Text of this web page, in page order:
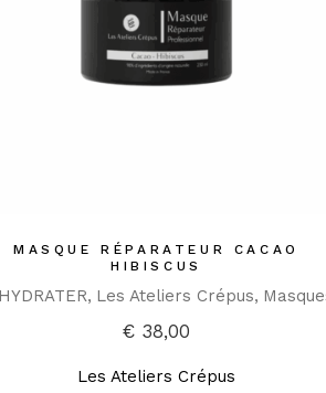
MASQUE RÉPARATEUR CACAO
HIBISCUS
Les Ateliers Crépus
€ 38,00
Les Ateliers Crépus